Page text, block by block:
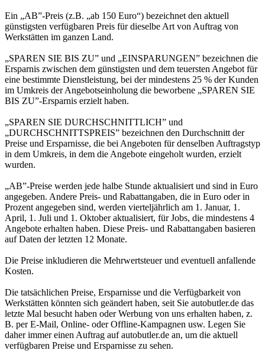
Ein „AB”-Preis (z.B. „ab 150 Euro“) bezeichnet den aktuell
günstigsten verfügbaren Preis für dieselbe Art von Auftrag von
Werkstätten im ganzen Land.
„SPAREN SIE BIS ZU” und „EINSPARUNGEN” bezeichnen die
Ersparnis zwischen dem günstigsten und dem teuersten Angebot für
eine bestimmte Dienstleistung, bei der mindestens 25 % der Kunden
im Umkreis der Angebotseinholung die beworbene „SPAREN SIE
BIS ZU”-Ersparnis erzielt haben.
„SPAREN SIE DURCHSCHNITTLICH” und
„DURCHSCHNITTSPREIS” bezeichnen den Durchschnitt der
Preise und Ersparnisse, die bei Angeboten für denselben Auftragstyp
in dem Umkreis, in dem die Angebote eingeholt wurden, erzielt
wurden.
„AB”-Preise werden jede halbe Stunde aktualisiert und sind in Euro
angegeben. Andere Preis- und Rabattangaben, die in Euro oder in
Prozent angegeben sind, werden vierteljährlich am 1. Januar, 1.
April, 1. Juli und 1. Oktober aktualisiert, für Jobs, die mindestens 4
Angebote erhalten haben. Diese Preis- und Rabattangaben basieren
auf Daten der letzten 12 Monate.
Die Preise inkludieren die Mehrwertsteuer und eventuell anfallende
Kosten.
Die tatsächlichen Preise, Ersparnisse und die Verfügbarkeit von
Werkstätten könnten sich geändert haben, seit Sie autobutler.de das
letzte Mal besucht haben oder Werbung von uns erhalten haben, z.
B. per E-Mail, Online- oder Offline-Kampagnen usw. Legen Sie
daher immer einen Auftrag auf autobutler.de an, um die aktuell
verfügbaren Preise und Ersparnisse zu sehen.